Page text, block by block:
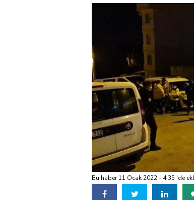
Bu haber 11 Ocak 2022 - 4:35 'de